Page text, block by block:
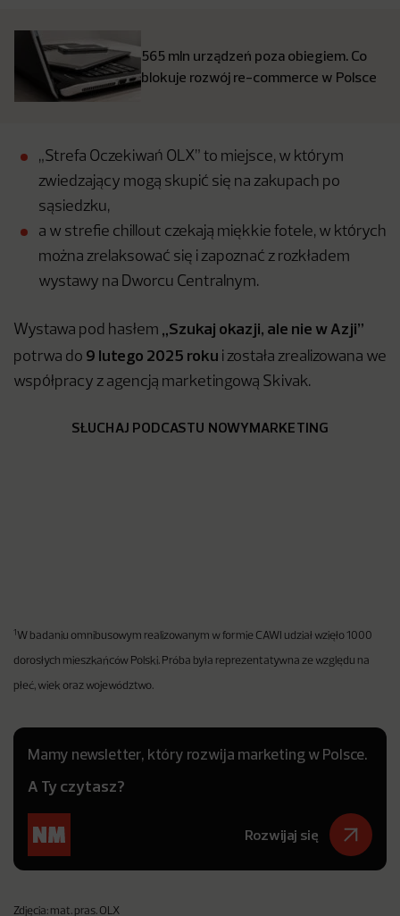
565 mln urządzeń poza obiegiem. Co
blokuje rozwój re-commerce w Polsce
„Strefa Oczekiwań OLX” to miejsce, w którym
zwiedzający mogą skupić się na zakupach po
sąsiedzku,
a w strefie chillout czekają miękkie fotele, w których
można zrelaksować się i zapoznać z rozkładem
wystawy na Dworcu Centralnym.
Wystawa pod hasłem „Szukaj okazji, ale nie w Azji”
potrwa do 9 lutego 2025 roku i została zrealizowana we
współpracy z agencją marketingową Skivak.
SŁUCHAJ PODCASTU NOWYMARKETING
1 W badaniu omnibusowym realizowanym w formie CAWI udział wzięło 1000
dorosłych mieszkańców Polski. Próba była reprezentatywna ze względu na
płeć, wiek oraz województwo.
Mamy newsletter, który rozwija marketing w Polsce.
A Ty czytasz?
Rozwijaj się
Zdjęcia: mat. pras. OLX